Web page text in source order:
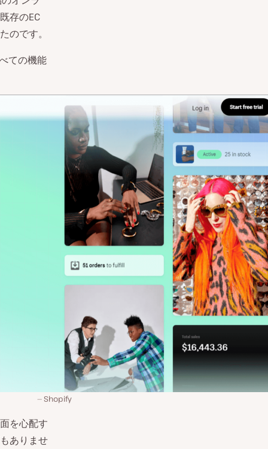
存のEC
のです。
ての機能
Shopify
を心配す
ありませ